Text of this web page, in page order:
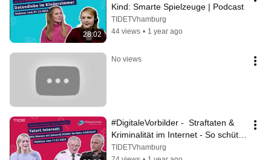
28:02
Kind: Smarte Spielzeuge | Podcast
TIDETVhamburg
44 views • 1 year ago
No views
#DigitaleVorbilder -  Straftaten &
Kriminalität im Internet - So schützt
du dein Kind. | Podcast
TIDETVhamburg